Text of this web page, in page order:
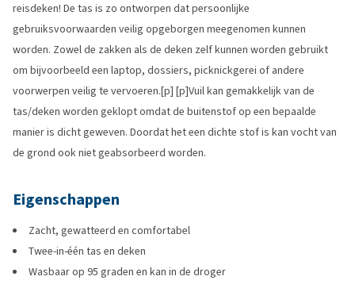
reisdeken! De tas is zo ontworpen dat persoonlijke
gebruiksvoorwaarden veilig opgeborgen meegenomen kunnen
worden. Zowel de zakken als de deken zelf kunnen worden gebruikt
om bijvoorbeeld een laptop, dossiers, picknickgerei of andere
voorwerpen veilig te vervoeren.[p] [p]Vuil kan gemakkelijk van de
tas/deken worden geklopt omdat de buitenstof op een bepaalde
manier is dicht geweven. Doordat het een dichte stof is kan vocht van
de grond ook niet geabsorbeerd worden.
Eigenschappen
Zacht, gewatteerd en comfortabel
Twee-in-één tas en deken
Wasbaar op 95 graden en kan in de droger